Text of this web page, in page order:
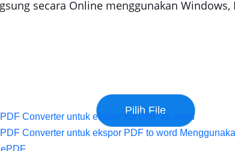
secara Online menggunakan
Converter untuk ekspor file PDF ke word
Converter untuk ekspor PDF to word